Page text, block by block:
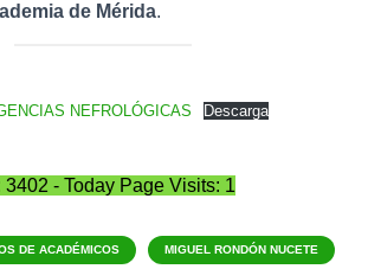
de Mérida.
NEFROLÓGICAS Descarga
- Today Page Visits: 1
DE ACADÉMICOS MIGUEL RONDÓN NUCETE